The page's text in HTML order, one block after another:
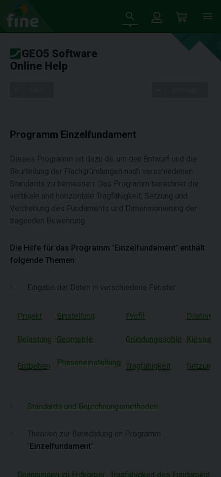
GEO5 Software
Online Help
Programm Einzelfundament
Dieses Programm ist dazu da, um den Entwurf und die
Beurteilung der Flachgründungen nach verschiedenen
Standards zu bemessen. Das Programm berechnet die
vertikale und horizontale Tragfähigkeit, Setzung und
Verdrehung des Fundaments und Dimensionierung der
tragenden Bewehrung.
Die Hilfe für das Programm "Einzelfundament" enthält
folgende Themen:
Eingabe der Daten in verschiedene Fenster:
Projekt Einstellung Profil
Belastung Geometrie Gründungssohle
Erdbeben Phaseneinstellung Tragfähigkeit Setzung
Standards und Berechnungsmethoden
Theorien zur Berechnung im Programm
"Einzelfundament":
Spannungen im Erdkörper Tragfähigkeit des Fundaments